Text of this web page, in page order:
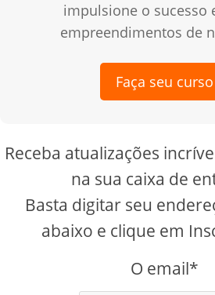
impulsione o sucesso
empreendimentos de
Faça seu curso
Receba atualizações
na sua caixa de
Basta digitar seu
abaixo e clique em
O email*